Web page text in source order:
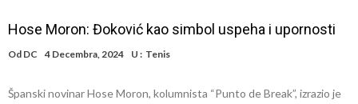
Hose Moron: Đoković kao simbol uspeha i upornosti
Od DC 4 Decembra, 2024 U : Tenis
Španski novinar Hose Moron, kolumnista “Punto de Break”, izrazio je